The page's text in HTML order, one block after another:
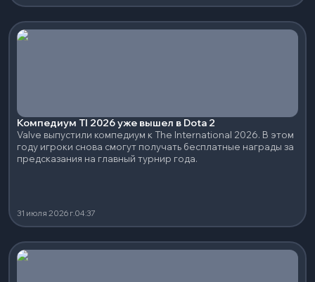
Компедиум TI 2026 уже вышел в Dota 2
Valve выпустили компедиум к The International 2026. В этом
году игроки снова смогут получать бесплатные награды за
предсказания на главный турнир года.
31 июля 2026 г.04:37